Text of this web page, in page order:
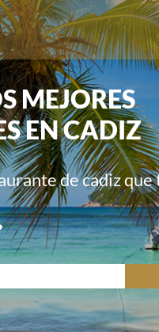
MEJORES
EN CADIZ
de cadiz que